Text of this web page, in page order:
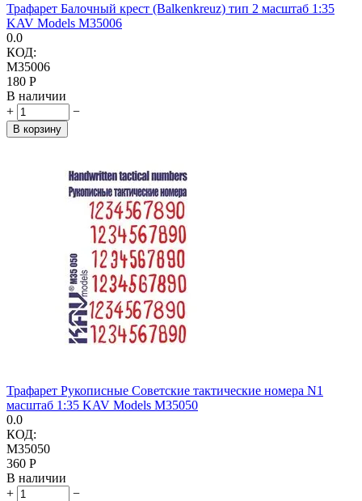
Трафарет Балочный крест (Balkenkreuz) тип 2 масштаб 1:35
KAV Models M35006
0.0
КОД:
M35006
‍180‍ Р
В наличии
+
−
В корзину
Трафарет Рукописные Советские тактические номера N1
масштаб 1:35 KAV Models M35050
0.0
КОД:
M35050
‍360‍ Р
В наличии
+
−